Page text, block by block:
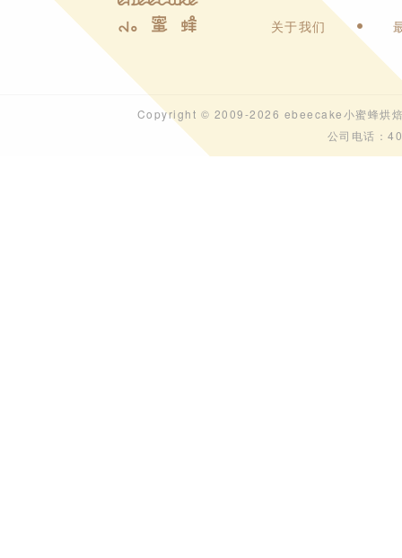
关于我们
Copyright © 2009-2026 ebeecake小蜜蜂烘
公司电话